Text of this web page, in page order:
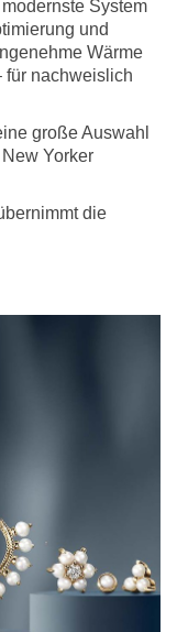
System
und
Wärme
für nachweislich
große Auswahl
Yorker
die